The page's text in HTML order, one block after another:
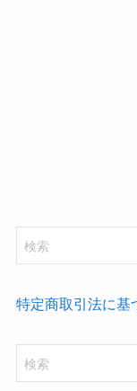
特定商取引法に基